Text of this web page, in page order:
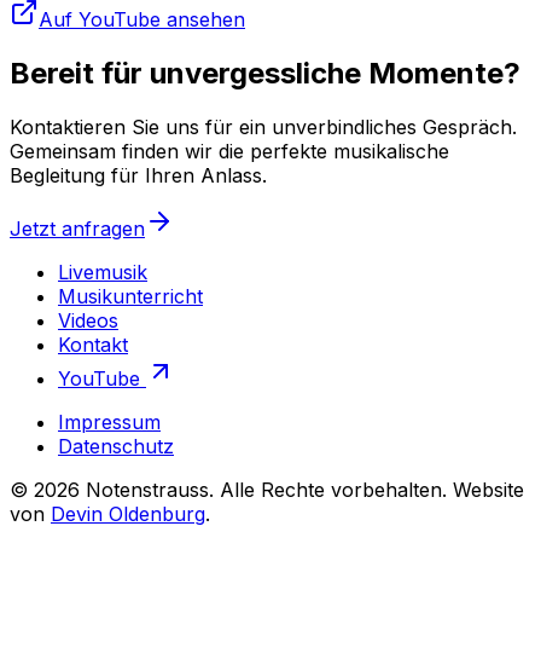
Auf YouTube ansehen
Bereit für unvergessliche Momente?
Kontaktieren Sie uns für ein unverbindliches Gespräch.
Gemeinsam finden wir die perfekte musikalische
Begleitung für Ihren Anlass.
Jetzt anfragen
Livemusik
Musikunterricht
Videos
Kontakt
YouTube
Impressum
Datenschutz
© 2026 Notenstrauss. Alle Rechte vorbehalten. Website
von Devin Oldenburg.